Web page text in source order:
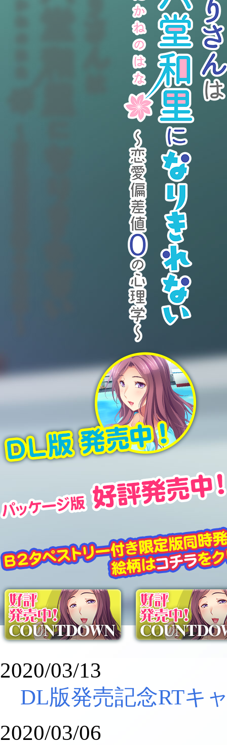
2020/03/13
DL版発売記念RTキ
2020/03/06